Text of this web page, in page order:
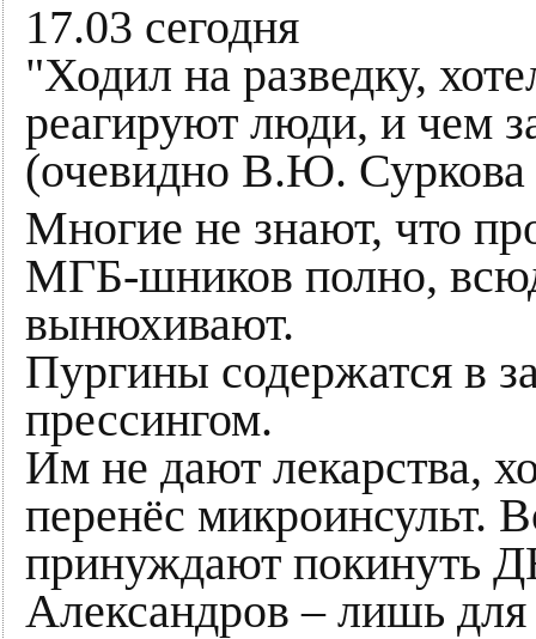
17.03 сегодня
"Ходил на разведку,
реагируют люди, и чем
(очевидно В.Ю. Суркова
Многие не знают, что
МГБ-шников полно,
вынюхивают.
Пургины содержатся в
прессингом.
Им не дают лекарства,
перенёс микроинсульт.
принуждают покинуть
Александров – лишь для